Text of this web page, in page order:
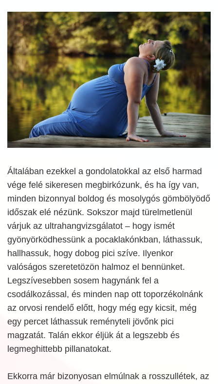
Általában ezekkel a gondolatokkal az első harmad
vége felé sikeresen megbirkózunk, és ha így van,
minden bizonnyal boldog és mosolygós gömbölyödő
időszak elé nézünk. Sokszor majd türelmetlenül
várjuk az ultrahangvizsgálatot – hogy ismét
gyönyörködhessünk a pocaklakónkban, láthassuk,
hallhassuk, hogy dobog pici szíve. Ilyenkor
valóságos szeretetözön halmoz el bennünket.
Legszívesebben sosem hagynánk fel a
csodálkozással, és minden nap ott toporzékolnánk
az orvosi rendelő előtt, hogy még egy kicsit, még
egy percet láthassuk reményteli jövőnk pici
magzatát. Talán ekkor éljük át a legszebb és
legmeghittebb pillanatokat.
Ekkorra már bizonyosan elmúlnak a rosszullétek, az